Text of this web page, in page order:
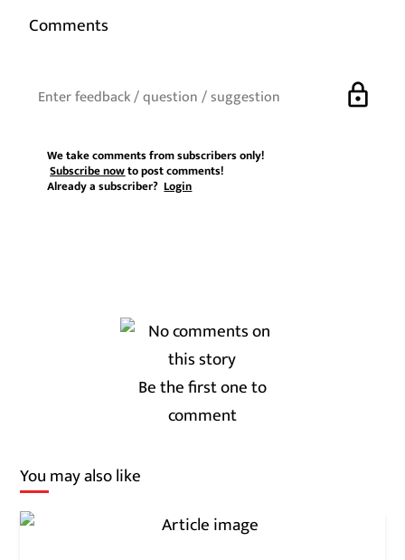
Comments
lock
We take comments from subscribers only!
Subscribe nowto post comments!
Already a subscriber?Login
Be the first one to
comment
You may also like